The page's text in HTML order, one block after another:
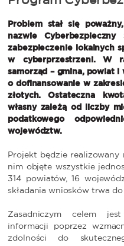
Problem stał się
nazwie
zabezpieczenie lokalnych
w cyberprzestrzeni. W
samorząd – gmina, powiat
o dofinansowanie w
złotych. Ostateczna
własny zależą od liczby
podatkowego
województw.
Projekt będzie realizowany
nim objęte wszystkie
314 powiatów, 16
składania wniosków trwa
Zasadniczym celem jest
informacji poprzez
zdolności do